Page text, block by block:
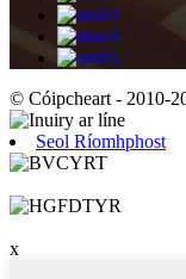
© Cóipcheart - 2010-
Seol Ríomhphost
x